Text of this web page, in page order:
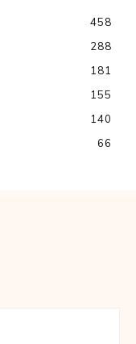
458
288
181
155
140
66